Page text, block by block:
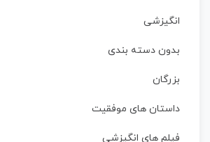
انگیزشی
بدون دسته بندی
بزرگان
داستان‌ های موفقیت
فیلم های انگیزشی